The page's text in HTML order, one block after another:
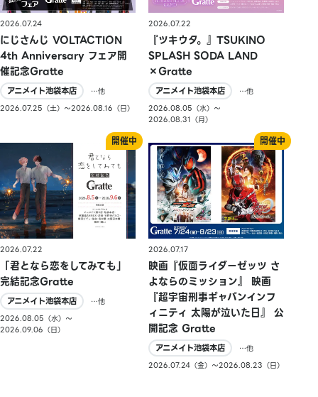
2026.07.24
にじさんじ VOLTACTION
4th Anniversary フェア開
催記念Gratte
アニメイト池袋本店
…他
2026.07.25（土）〜2026.08.16（日）
2026.07.22
『ツキウタ。』TSUKINO
SPLASH SODA LAND
×Gratte
アニメイト池袋本店
…他
2026.08.05（水）〜
2026.08.31（月）
2026.07.22
「君となら恋をしてみても」
完結記念Gratte
アニメイト池袋本店
…他
2026.08.05（水）〜
2026.09.06（日）
2026.07.17
映画『仮面ライダーゼッツ さ
よならのミッション』 映画
『超宇宙刑事ギャバンインフ
ィニティ 太陽が泣いた日』 公
開記念 Gratte
アニメイト池袋本店
…他
2026.07.24（金）〜2026.08.23（日）